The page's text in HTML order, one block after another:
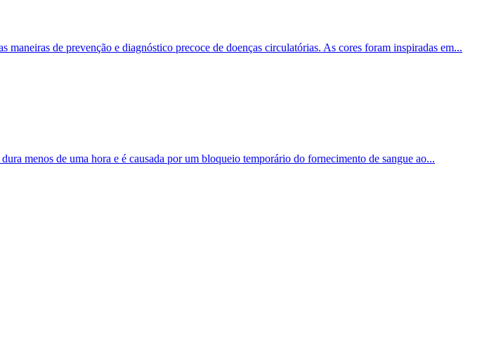
de prevenção e diagnóstico precoce de doenças circulatórias. As cores foram inspiradas em...
menos de uma hora e é causada por um bloqueio temporário do fornecimento de sangue ao...